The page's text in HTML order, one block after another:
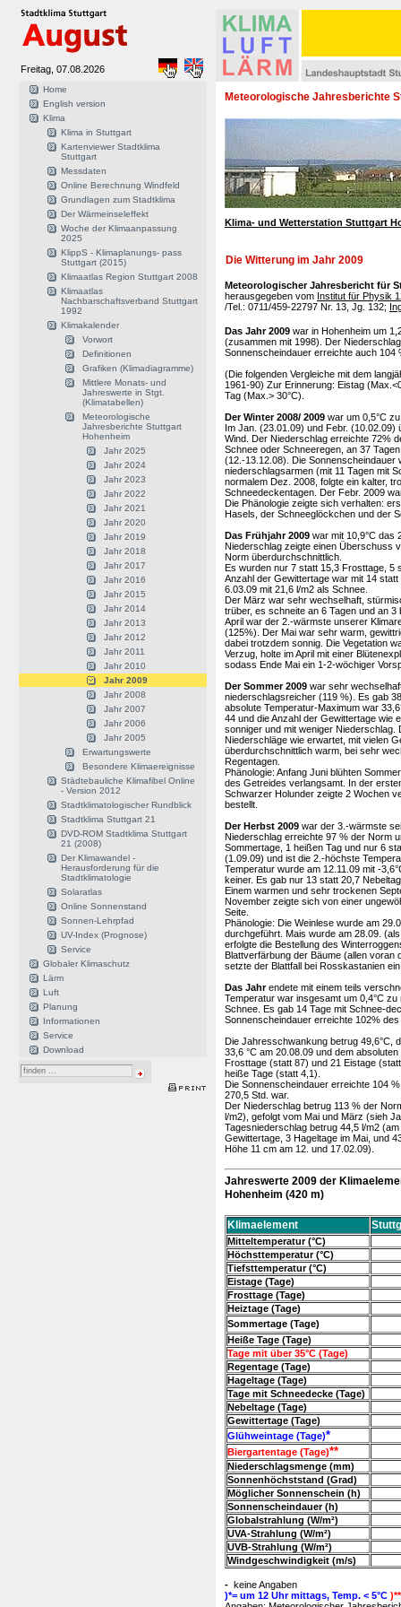
Freitag, 07.08.2026
Home
English version
Klima
Klima in Stuttgart
Kartenviewer Stadtklima
Stuttgart
Messdaten
Online Berechnung Windfeld
Grundlagen zum Stadtklima
Der Wärmeinseleffekt
Woche der Klimaanpassung
2025
KlippS - Klimaplanungs- pass
Stuttgart (2015)
Klimaatlas Region Stuttgart 2008
Klimaatlas
Nachbarschaftsverband Stuttgart
1992
Klimakalender
Vorwort
Definitionen
Grafiken (Klimadiagramme)
Mittlere Monats- und
Jahreswerte in Stgt.
(Klimatabellen)
Meteorologische
Jahresberichte Stuttgart
Hohenheim
Jahr 2025
Jahr 2024
Jahr 2023
Jahr 2022
Jahr 2021
Jahr 2020
Jahr 2019
Jahr 2018
Jahr 2017
Jahr 2016
Jahr 2015
Jahr 2014
Jahr 2013
Jahr 2012
Jahr 2011
Jahr 2010
Jahr 2009
Jahr 2008
Jahr 2007
Jahr 2006
Jahr 2005
Erwartungswerte
Besondere Klimaereignisse
Städtebauliche Klimafibel Online
- Version 2012
Stadtklimatologischer Rundblick
Stadtklima Stuttgart 21
DVD-ROM Stadtklima Stuttgart
21 (2008)
Der Klimawandel -
Herausforderung für die
Stadtklimatologie
Solaratlas
Online Sonnenstand
Sonnen-Lehrpfad
UV-Index (Prognose)
Service
Globaler Klimaschutz
Lärm
Luft
Planung
Informationen
Service
Download
Meteorologische Jahresberichte
Klima- und Wetterstation Stuttgart
Die Witterung im Jahr 2009
Meteorologischer Jahresbericht für
herausgegeben vom Institut für Physik
/Tel.: 0711/459-22797 Nr. 13, Jg. 132;
Das Jahr 2009 war in Hohenheim um
(zusammen mit 1998). Der
Sonnenscheindauer erreichte auch 104
(Die folgenden Vergleiche mit dem
1961-90) Zur Erinnerung: Eistag
Tag (Max.> 30°C).
Der Winter 2008/ 2009 war um 0,5°C
Im Jan. (23.01.09) und Febr.
Wind. Der Niederschlag erreichte 72%
Schnee oder Schneeregen, an 37
(12.-13.12.08). Die Sonnenscheindauer
niederschlagsarmen (mit 11 Tagen mit
normalem Dez. 2008, folgte ein kalter,
Schneedeckentagen. Der Febr. 2009
Die Phänologie zeigte sich verhalten:
Hasels, der Schneeglöckchen und der
Das Frühjahr 2009 war mit 10,9°C das
Niederschlag zeigte einen Überschuss
Norm überdurchschnittlich.
Es wurden nur 7 statt 15,3 Frosttage, 5
Anzahl der Gewittertage war mit 14
6.03.09 mit 21,6 l/m2 als Schnee.
Der März war sehr wechselhaft,
trüber, es schneite an 6 Tagen und an
April war der 2.-wärmste unserer
(125%). Der Mai war sehr warm,
dabei trotzdem sonnig. Die Vegetation
Verzug, holte im April mit einer
sodass Ende Mai ein 1-2-wöchiger
Der Sommer 2009 war sehr
niederschlagsreicher (119 %). Es gab
absolute Temperatur-Maximum war
44 und die Anzahl der Gewittertage wie
sonniger und mit weniger Niederschlag.
Niederschläge wie erwartet, mit vielen
überdurchschnittlich warm, bei sehr
Regentagen.
Phänologie: Anfang Juni blühten
des Getreides verlangsamt. In der
Schwarzer Holunder zeigte 2 Wochen
bestellt.
Der Herbst 2009 war der 3.-wärmste
Niederschlag erreichte 97 % der Norm
Sommertage, 1 heißen Tag und nur 6
(1.09.09) und ist die 2.-höchste
Temperatur wurde am 12.11.09 mit -
keiner. Es gab nur 13 statt 20,7
Einem warmen und sehr trockenen
November zeigte sich von einer
Seite.
Phänologie: Die Weinlese wurde am
durchgeführt. Mais wurde am 28.09.
erfolgte die Bestellung des
Blattverfärbung der Bäume (allen voran
setzte der Blattfall bei Rosskastanien
Das Jahrendete mit einem teils
Temperatur war insgesamt um 0,4°C
Schnee. Es gab 14 Tage mit Schnee-
Sonnenscheindauer erreichte 102% des
Die Jahresschwankung betrug 49,6°C,
33,6 °C am 20.08.09 und dem
Frosttage (statt 87) und 21 Eistage
heiße Tage (statt 4,1).
Die Sonnenscheindauer erreichte 104
270,5 Std. war.
Der Niederschlag betrug 113 % der
l/m2), gefolgt vom Mai und März (sieh
Tagesniederschlag betrug 44,5 l/m2
Gewittertage, 3 Hageltage im Mai, und
Höhe 11 cm am 12. und 17.02.09).
Jahreswerte 2009 der
Hohenheim (420 m)
Klimaelement
Mitteltemperatur (°C)
Höchsttemperatur (°C)
Tiefsttemperatur (°C)
Eistage (Tage)
Frosttage (Tage)
Heiztage (Tage)
Sommertage (Tage)
Heiße Tage (Tage)
Tage mit über 35°C (Tage)
Regentage (Tage)
Hageltage (Tage)
Tage mit Schneedecke (Tage)
Nebeltage (Tage)
Gewittertage (Tage)
Glühweintage (Tage)*
Biergartentage (Tage)**
Niederschlagsmenge (mm)
Sonnenhöchststand (Grad)
Möglicher Sonnenschein (h)
Sonnenscheindauer (h)
Globalstrahlung (W/m²)
UVA-Strahlung (W/m²)
UVB-Strahlung (W/m²)
Windgeschwindigkeit (m/s)
- keine Angaben
)*= um 12 Uhr mittags, Temp. < 5°C